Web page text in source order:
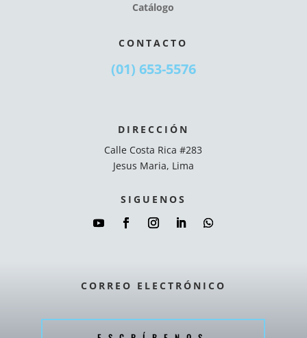
Catálogo
CONTACTO
(01) 653-5576
DIRECCIÓN
Calle Costa Rica #283
Jesus Maria, Lima
SIGUENOS
CORREO ELECTRÓNICO